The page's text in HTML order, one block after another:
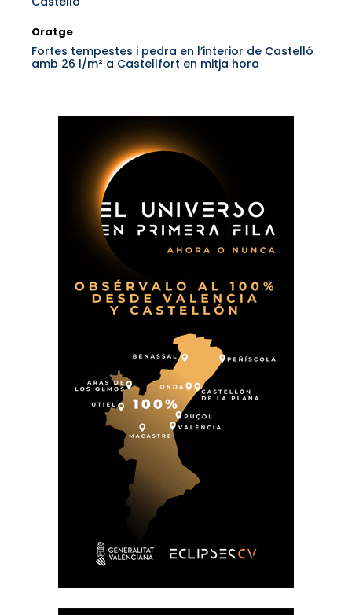
Oratge
Fortes tempestes i pedra en l’interior de Castelló
amb 26 l/m² a Castellfort en mitja hora